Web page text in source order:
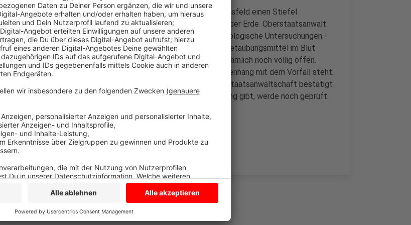
Am Sonntag hatte der Hund von Spaziergängerinnen an einem Maisfeld einen Stiefel
ausgebuddelt. Danach fand die Polizei zwei männliche Leichen in der Erde. Oberstaatsanwalt
Martin Botzenhardt aus Havixbeck sagt: einmal laufen jetzt toxikologische Untersuchungen -
um zu klären, ob die Männer womöglich Tabletten, Alkohol oder Betäubungsmittel im Blut
hatten. Todesursache und auch Identität der toten Männer sind nämlich noch völlig offen.
Genauso ob ein Fund in der Nähe des Leichenfundorts in Zusammenhang mit dem Vorfall steht.
Zeugen sollen Büschel Haare mit Blut dran gefunden haben. Die Staatsanwaltschaft bestätigt
einen Fund, um was es sich handelt und ob es einen Zusammenhang gibt, werde noch geprüft.
Anzeige